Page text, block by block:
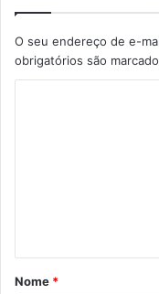
O seu endereço de e-
obrigatórios são
á
r
Nome *